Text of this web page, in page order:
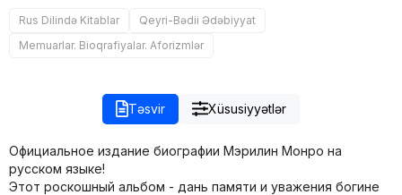
Rus Dilində Kitablar
Qeyri-Bədii Ədəbiyyat
Memuarlar. Bioqrafiyalar. Aforizmlər
Təsvir Xüsusiyyətlər
Официальное издание биографии Мэрилин Монро на
русском языке!
Этот роскошный альбом - дань памяти и уважения богине